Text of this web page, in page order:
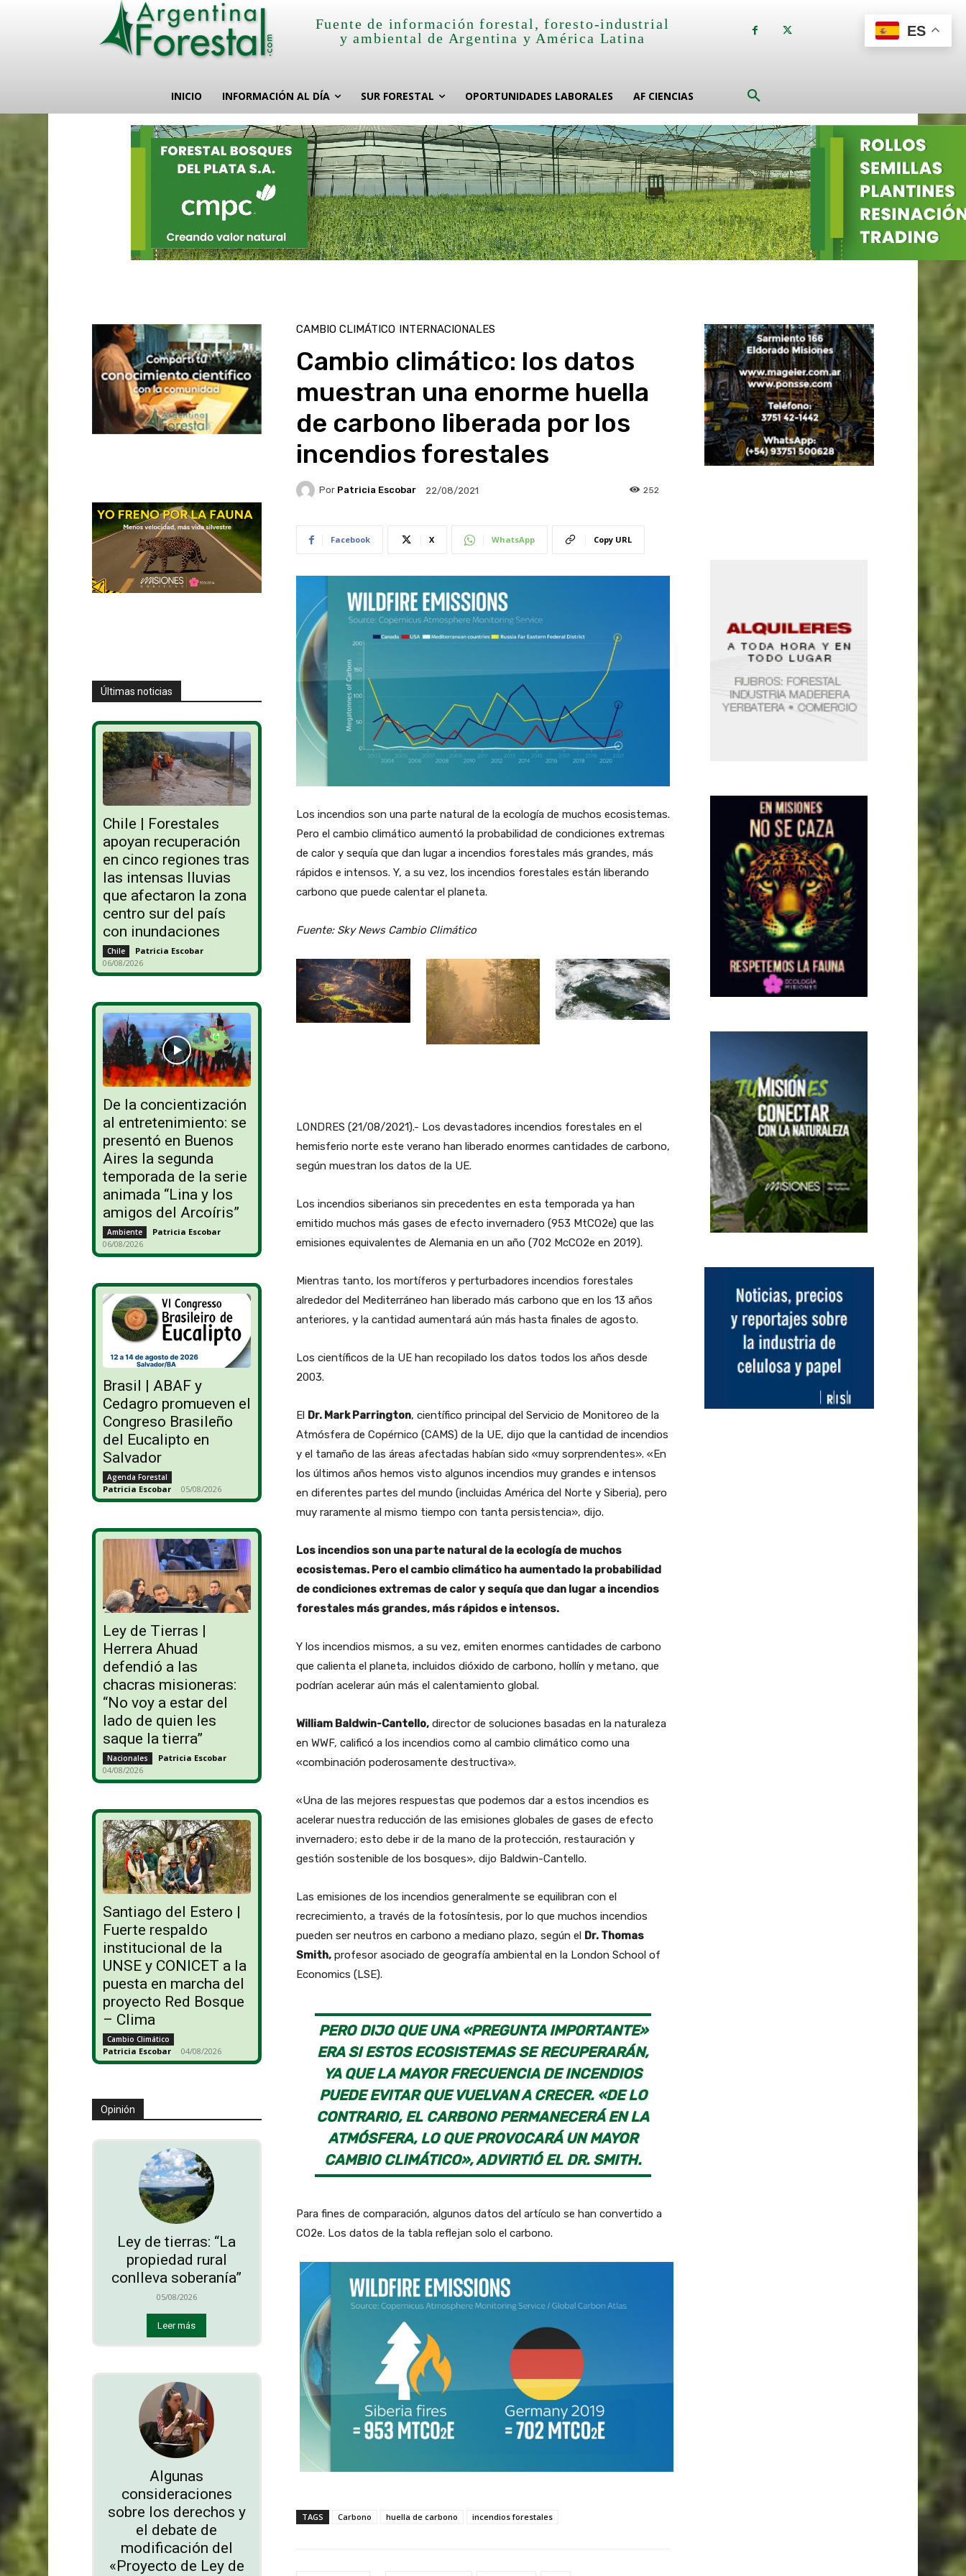
Fuente de información forestal, foresto-industrial
y ambiental de Argentina y América Latina
INICIO INFORMACIÓN AL DÍA SUR FORESTAL OPORTUNIDADES LABORALES AF CIENCIAS
Últimas noticias
Chile | Forestales
apoyan recuperación
en cinco regiones tras
las intensas lluvias
que afectaron la zona
centro sur del país
con inundaciones
Chile Patricia Escobar -
06/08/2026
De la concientización
al entretenimiento: se
presentó en Buenos
Aires la segunda
temporada de la serie
animada “Lina y los
amigos del Arcoíris”
Ambiente Patricia Escobar -
06/08/2026
Brasil | ABAF y
Cedagro promueven el
Congreso Brasileño
del Eucalipto en
Salvador
Agenda Forestal
Patricia Escobar - 05/08/2026
Ley de Tierras |
Herrera Ahuad
defendió a las
chacras misioneras:
“No voy a estar del
lado de quien les
saque la tierra”
Nacionales Patricia Escobar -
04/08/2026
Santiago del Estero |
Fuerte respaldo
institucional de la
UNSE y CONICET a la
puesta en marcha del
proyecto Red Bosque
– Clima
Cambio Climático
Patricia Escobar - 04/08/2026
Opinión
Ley de tierras: “La
propiedad rural
conlleva soberanía”
05/08/2026
Leer más
Algunas
consideraciones
sobre los derechos y
el debate de
modificación del
«Proyecto de Ley de
CAMBIO CLIMÁTICO INTERNACIONALES
Cambio climático: los datos
muestran una enorme huella
de carbono liberada por los
incendios forestales
Por Patricia Escobar 22/08/2021 252
Facebook X WhatsApp Copy URL
Los incendios son una parte natural de la ecología de muchos ecosistemas.
Pero el cambio climático aumentó la probabilidad de condiciones extremas
de calor y sequía que dan lugar a incendios forestales más grandes, más
rápidos e intensos. Y, a su vez, los incendios forestales están liberando
carbono que puede calentar el planeta.
Fuente: Sky News Cambio Climático
LONDRES (21/08/2021).- Los devastadores incendios forestales en el
hemisferio norte este verano han liberado enormes cantidades de carbono,
según muestran los datos de la UE.
Los incendios siberianos sin precedentes en esta temporada ya han
emitido muchos más gases de efecto invernadero (953 MtCO2e) que las
emisiones equivalentes de Alemania en un año (702 McCO2e en 2019).
Mientras tanto, los mortíferos y perturbadores incendios forestales
alrededor del Mediterráneo han liberado más carbono que en los 13 años
anteriores, y la cantidad aumentará aún más hasta finales de agosto.
Los científicos de la UE han recopilado los datos todos los años desde
2003.
El Dr. Mark Parrington, científico principal del Servicio de Monitoreo de la
Atmósfera de Copérnico (CAMS) de la UE, dijo que la cantidad de incendios
y el tamaño de las áreas afectadas habían sido «muy sorprendentes». «En
los últimos años hemos visto algunos incendios muy grandes e intensos
en diferentes partes del mundo (incluidas América del Norte y Siberia), pero
muy raramente al mismo tiempo con tanta persistencia», dijo.
Los incendios son una parte natural de la ecología de muchos
ecosistemas. Pero el cambio climático ha aumentado la probabilidad
de condiciones extremas de calor y sequía que dan lugar a incendios
forestales más grandes, más rápidos e intensos.
Y los incendios mismos, a su vez, emiten enormes cantidades de carbono
que calienta el planeta, incluidos dióxido de carbono, hollín y metano, que
podrían acelerar aún más el calentamiento global.
William Baldwin-Cantello,director de soluciones basadas en la naturaleza
en WWF, calificó a los incendios como al cambio climático como una
«combinación poderosamente destructiva».
«Una de las mejores respuestas que podemos dar a estos incendios es
acelerar nuestra reducción de las emisiones globales de gases de efecto
invernadero; esto debe ir de la mano de la protección, restauración y
gestión sostenible de los bosques», dijo Baldwin-Cantello.
Las emisiones de los incendios generalmente se equilibran con el
recrecimiento, a través de la fotosíntesis, por lo que muchos incendios
pueden ser neutros en carbono a mediano plazo, según el Dr. Thomas
Smith,profesor asociado de geografía ambiental en la London School of
Economics (LSE).
PERO DIJO QUE UNA «PREGUNTA IMPORTANTE»
ERA SI ESTOS ECOSISTEMAS SE RECUPERARÁN,
YA QUE LA MAYOR FRECUENCIA DE INCENDIOS
PUEDE EVITAR QUE VUELVAN A CRECER. «DE LO
CONTRARIO, EL CARBONO PERMANECERÁ EN LA
ATMÓSFERA, LO QUE PROVOCARÁ UN MAYOR
CAMBIO CLIMÁTICO», ADVIRTIÓ EL DR. SMITH.
Para fines de comparación, algunos datos del artículo se han convertido a
CO2e. Los datos de la tabla reflejan solo el carbono.
TAGS Carbono huella de carbono incendios forestales
ES